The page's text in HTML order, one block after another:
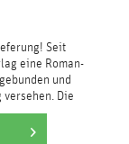
Seit
eine Roman-
und
versehen. Die